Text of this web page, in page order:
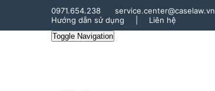
0971.654.238
service.center@caselaw.vn
Hướng dẫn sử dụng
Liên hệ
Toggle Navigation